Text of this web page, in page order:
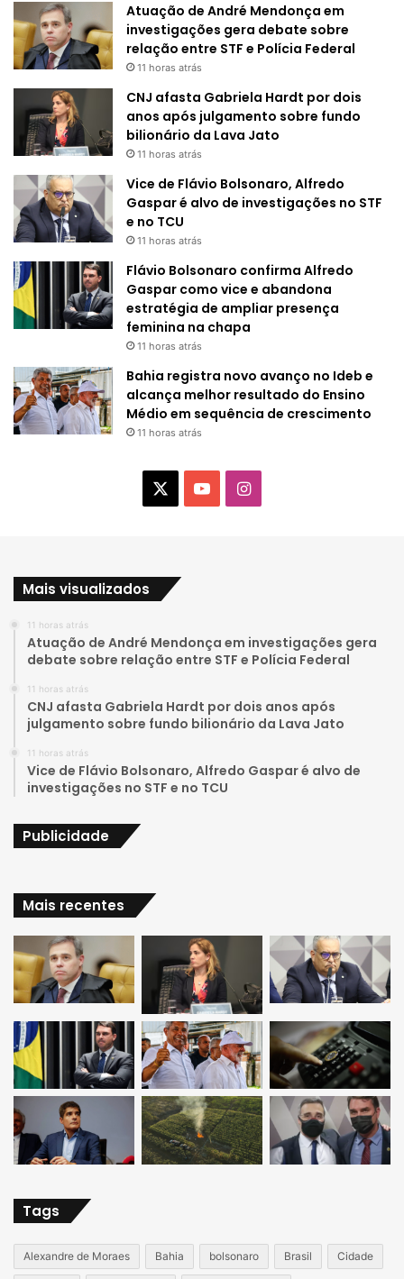
Atuação de André Mendonça em
investigações gera debate sobre
relação entre STF e Polícia Federal
11 horas atrás
CNJ afasta Gabriela Hardt por dois
anos após julgamento sobre fundo
bilionário da Lava Jato
11 horas atrás
Vice de Flávio Bolsonaro, Alfredo
Gaspar é alvo de investigações no STF
e no TCU
11 horas atrás
Flávio Bolsonaro confirma Alfredo
Gaspar como vice e abandona
estratégia de ampliar presença
feminina na chapa
11 horas atrás
Bahia registra novo avanço no Ideb e
alcança melhor resultado do Ensino
Médio em sequência de crescimento
11 horas atrás
b
e
I
a
g
r
m
Mais visualizados
11 horas atrás
Atuação de André Mendonça em investigações gera
debate sobre relação entre STF e Polícia Federal
11 horas atrás
CNJ afasta Gabriela Hardt por dois anos após
julgamento sobre fundo bilionário da Lava Jato
11 horas atrás
Vice de Flávio Bolsonaro, Alfredo Gaspar é alvo de
investigações no STF e no TCU
Publicidade
Mais recentes
Tags
Alexandre de Moraes Bahia bolsonaro Brasil Cidade